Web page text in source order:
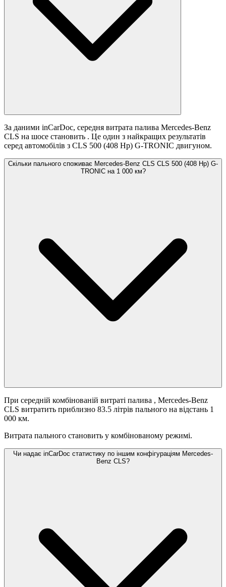
За даними inCarDoc, середня витрата палива Mercedes-Benz
CLS на шосе становить . Це один з найкращих результатів
серед автомобілів з CLS 500 (408 Hp) G-TRONIC двигуном.
Скільки пального споживає Mercedes-Benz CLS CLS 500 (408 Hp) G-
TRONIC на 1 000 км?
При середній комбінованій витраті палива , Mercedes-Benz
CLS витратить приблизно 83.5 літрів пального на відстань 1
000 км.
Витрата пального становить у комбінованому режимі.
Чи надає inCarDoc статистику по іншим конфігураціям Mercedes-
Benz CLS?